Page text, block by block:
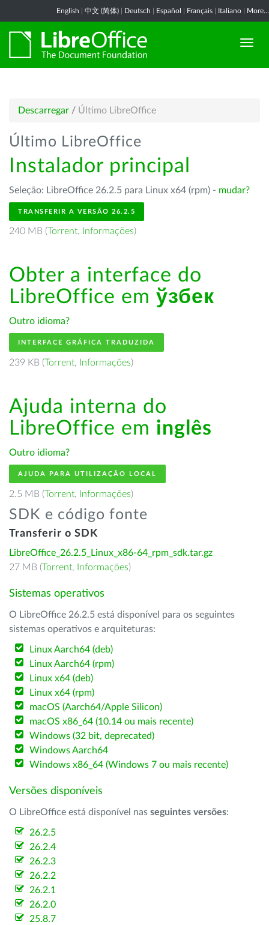
English 中文 (简体) Deutsch Español Français Italiano More...
Descarregar / Último LibreOffice
Último LibreOffice
Instalador principal
Seleção: LibreOffice 26.2.5 para Linux x64 (rpm) - mudar?
TRANSFERIR A VERSÃO 26.2.5
240 MB (Torrent, Informações)
Obter a interface do
LibreOffice em ўзбек
Outro idioma?
INTERFACE GRÁFICA TRADUZIDA
239 KB (Torrent, Informações)
Ajuda interna do
LibreOffice em inglês
Outro idioma?
AJUDA PARA UTILIZAÇÃO LOCAL
2.5 MB (Torrent, Informações)
SDK e código fonte
Transferir o SDK
LibreOffice_26.2.5_Linux_x86-64_rpm_sdk.tar.gz
27 MB (Torrent, Informações)
Sistemas operativos
O LibreOffice 26.2.5 está disponível para os seguintes
sistemas operativos e arquiteturas:
Linux Aarch64 (deb)
Linux Aarch64 (rpm)
Linux x64 (deb)
Linux x64 (rpm)
macOS (Aarch64/Apple Silicon)
macOS x86_64 (10.14 ou mais recente)
Windows (32 bit, deprecated)
Windows Aarch64
Windows x86_64 (Windows 7 ou mais recente)
Versões disponíveis
O LibreOffice está disponível nas seguintes versões:
26.2.5
26.2.4
26.2.3
26.2.2
26.2.1
26.2.0
25.8.7